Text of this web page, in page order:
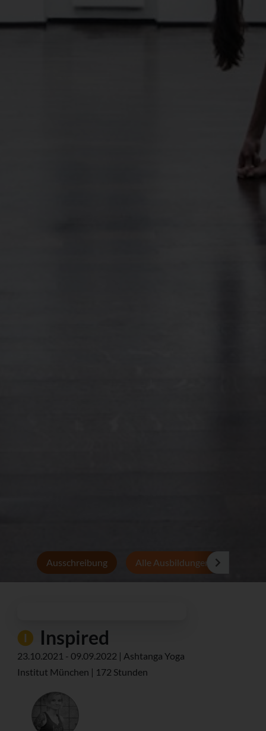
Ausschreibung Alle Ausbildungen
Inspired
23.10.2021 - 09.09.2022 | Ashtanga Yoga
Institut München | 172 Stunden